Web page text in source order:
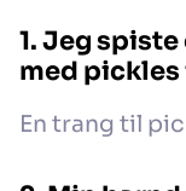
1. Jeg
med pickles
En trang til